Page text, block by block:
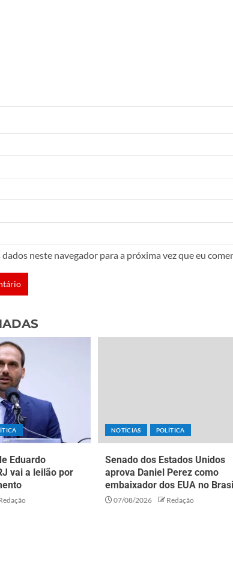
dados neste navegador para a próxima vez que eu
Eduardo
vai a leilão por
NOTÍCIAS POLÍTICA
Senado dos Estados Unidos
aprova Daniel Perez como
embaixador dos EUA no
07/08/2026 Redação